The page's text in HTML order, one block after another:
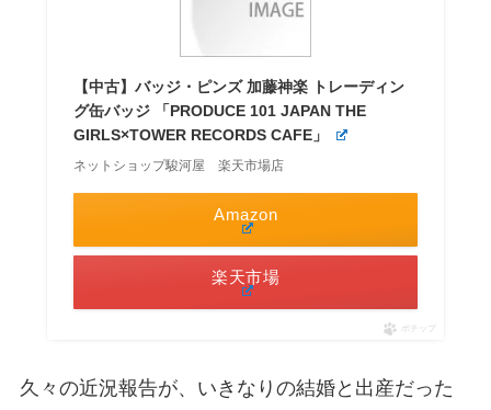
【中古】バッジ・ピンズ 加藤神楽 トレーディン
グ缶バッジ 「PRODUCE 101 JAPAN THE
GIRLS×TOWER RECORDS CAFE」
ネットショップ駿河屋 楽天市場店
Amazon
楽天市場
ポチップ
久々の近況報告が、いきなりの結婚と出産だった